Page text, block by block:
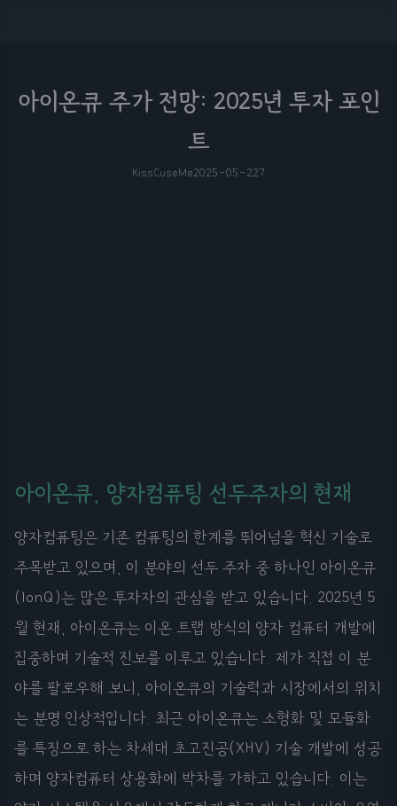
아이온큐 주가 전망: 2025년 투자 포인
트
KissCuseMe2025-05-227
아이온큐, 양자컴퓨팅 선두주자의 현재
양자컴퓨팅은 기존 컴퓨팅의 한계를 뛰어넘을 혁신 기술로
주목받고 있으며, 이 분야의 선두 주자 중 하나인 아이온큐
(IonQ)는 많은 투자자의 관심을 받고 있습니다. 2025년 5
월 현재, 아이온큐는 이온 트랩 방식의 양자 컴퓨터 개발에
집중하며 기술적 진보를 이루고 있습니다. 제가 직접 이 분
야를 팔로우해 보니, 아이온큐의 기술력과 시장에서의 위치
는 분명 인상적입니다. 최근 아이온큐는 소형화 및 모듈화
를 특징으로 하는 차세대 초고진공(XHV) 기술 개발에 성공
하며 양자컴퓨터 상용화에 박차를 가하고 있습니다. 이는